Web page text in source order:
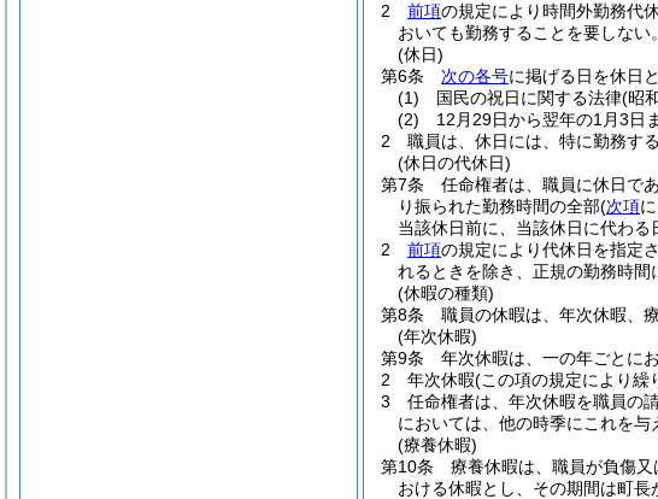
2
前項の規定により時間外勤務代
おいても勤務することを要しない。
(休日)
第6条
次の各号に掲げる日を休日と
(1)
国民の祝日に関する法律(昭
(2)
12月29日から翌年の1月3日
2
職員は、休日には、特に勤務す
(休日の代休日)
第7条
任命権者は、職員に休日で
り振られた勤務時間の全部(次項
当該休日前に、当該休日に代わる
2
前項の規定により代休日を指定
れるときを除き、正規の勤務時間
(休暇の種類)
第8条
職員の休暇は、年次休暇、
(年次休暇)
第9条
年次休暇は、一の年ごとに
2
年次休暇(この項の規定により繰
3
任命権者は、年次休暇を職員の
においては、他の時季にこれを与
(療養休暇)
第10条
療養休暇は、職員が負傷
おける休暇とし、その期間は町長